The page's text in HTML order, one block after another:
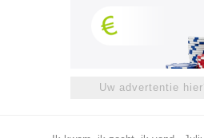
Uw advertentie